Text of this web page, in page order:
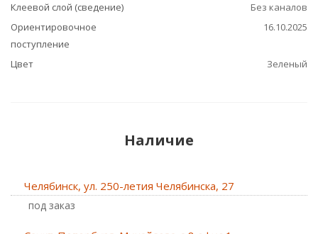
Клеевой слой (сведение)
Без каналов
Ориентировочное
поступление
16.10.2025
Цвет Зеленый
Наличие
Челябинск, ул. 250-летия Челябинска, 27
Под заказ